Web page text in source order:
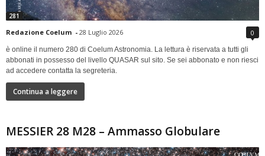
281
Redazione Coelum - 28 Luglio 2026 0
è online il numero 280 di Coelum Astronomia. La lettura è riservata a tutti gli
abbonati in possesso del livello QUASAR sul sito. Se sei abbonato e non riesci
ad accedere contatta la segreteria.
Continua a leggere
MESSIER 28 M28 – Ammasso Globulare